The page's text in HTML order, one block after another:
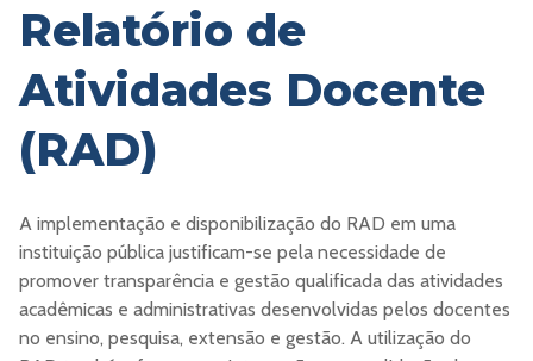
Relatório de
Atividades Docente
(RAD)
A implementação e disponibilização do RAD em uma
instituição pública justificam-se pela necessidade de
promover transparência e gestão qualificada das atividades
acadêmicas e administrativas desenvolvidas pelos docentes
no ensino, pesquisa, extensão e gestão. A utilização do